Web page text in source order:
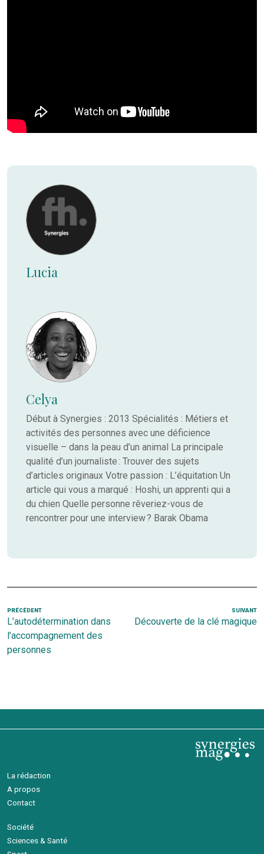
Lucia
Celya
Début à Synergies : 2013 Spécialités : Métiers et
activités des personnes avec une déficience
visuelle – dans la peau d’un animal La principale
qualité d’un journaliste : Trouver des sujets
d’articles originaux Votre passion : L’équitation Un
article qui vous a marqué : Hoshi, un apprenti qui a
du chien Quelle personne rêveriez-vous de
rencontrer pour une interview ? Barak Obama
Navigation
de
l’article
Article
précédent
PRÉCÉDENT
L’autodétermination dans
l’accompagnement des
personnes
SUIVANT
Découverte de la clé magique
La rédaction
A propos
Contact
Société
Sciences & Santé